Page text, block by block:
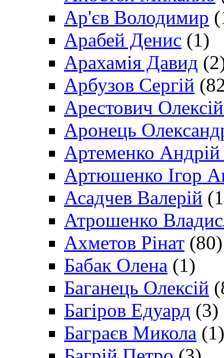
Ар'єв Володимир
Арабей Денис (1)
Арахамія Давид
Арбузов Сергій
Арестович
Аронець
Артеменко Андрій
Артюшенко Ігор
Асадчев Валерій
Атрошенко
Ахметов Рінат (80)
Бабак Олена (1)
Баганець Олексій
Багіров Едуард (3)
Баграєв Микола (1)